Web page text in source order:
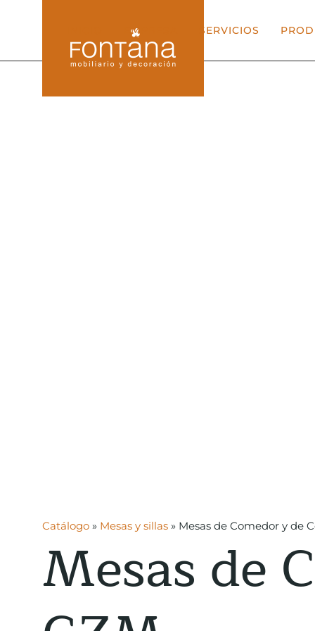
EMPRESA SERVICIOS
Catálogo » Mesas y sillas » Mesas de Comedor y de
Mesas de